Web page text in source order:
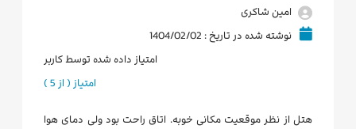
امین شاکری
نوشته شده در تاریخ : 1404/02/02
امتیاز داده شده توسط کاربر
امتیاز ( از 5 )
هتل از نظر موقعیت مکانی خوبه. اتاق راحت بود ولی دمای هوا